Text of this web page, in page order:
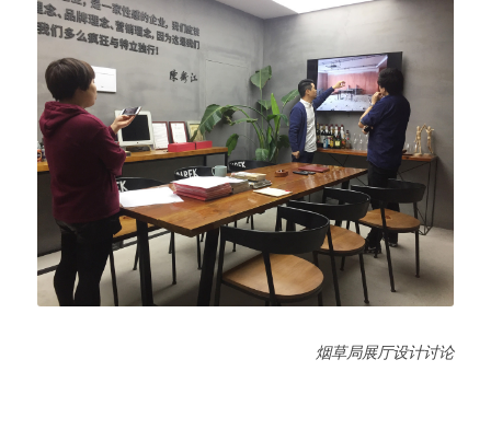
烟草局展厅设计讨论